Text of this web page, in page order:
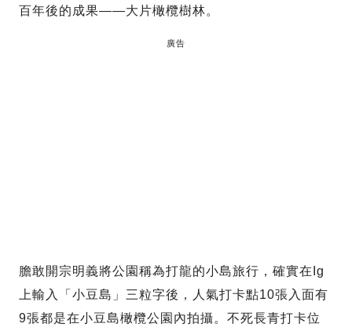
百年後的成果——大片橄欖樹林。
廣告
膽敢開宗明義將公園稱為打龍的小島旅行，確實在Ig
上輸入「小豆島」三粒字後，人氣打卡點10張入面有
9張都是在小豆島橄欖公園內拍攝。不死長青打卡位